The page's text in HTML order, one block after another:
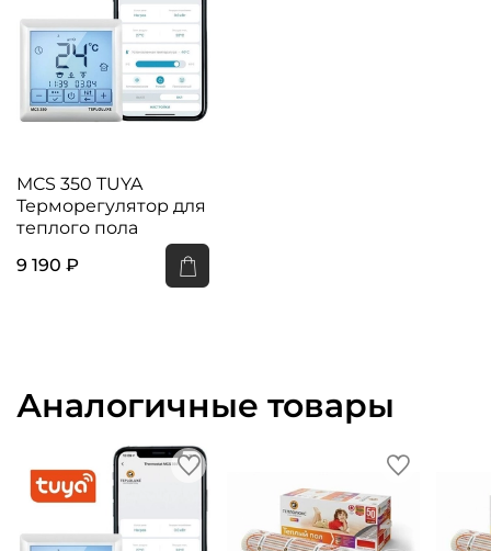
MCS 350 TUYA
Терморегулятор для
теплого пола
9 190 ₽
Аналогичные товары